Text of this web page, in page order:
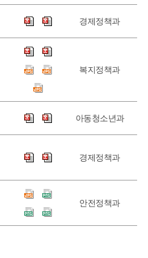
경제정책과
복지정책과
아동청소년과
경제정책과
안전정책과